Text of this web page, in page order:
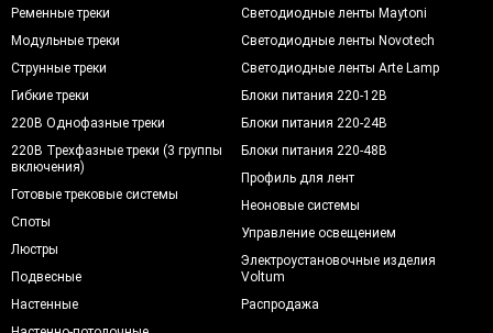
Ременные треки
Модульные треки
Струнные треки
Гибкие треки
220В Однофазные треки
220В Трехфазные треки (3 группы
включения)
Готовые трековые системы
Споты
Люстры
Подвесные
Настенные
Светодиодные ленты Maytoni
Светодиодные ленты Novotech
Светодиодные ленты Arte Lamp
Блоки питания 220-12В
Блоки питания 220-24В
Блоки питания 220-48В
Профиль для лент
Неоновые системы
Управление освещением
Электроустановочные изделия
Voltum
Распродажа